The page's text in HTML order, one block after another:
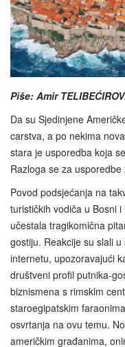
Piše: Amir
Da su Sjedinjene
carstva, a po nekima
stara je usporedba koja
Razloga se za
Povod podsjećanja na
turističkih vodiča u Bosni
učestala tragikomična
gostiju. Reakcije su slali
internetu, upozoravajući
društveni profil putnika-
biznismena s rimskim
staroegipatskim
osvrtanja na ovu temu.
američkim građanima,